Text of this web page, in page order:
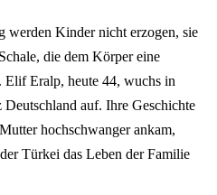
werden Kinder nicht erzogen, sie
die dem Körper eine
Eralp, heute 44, wuchs in
auf. Ihre Geschichte
hochschwanger ankam,
Türkei das Leben der Familie